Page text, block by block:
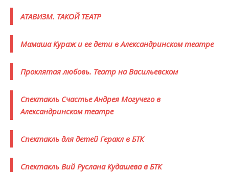
АТАВИЗМ. ТАКОЙ ТЕАТР
Мамаша Кураж и ее дети в Александринском театре
Проклятая любовь. Театр на Васильевском
Спектакль Счастье Андрея Могучего в
Александринском театре
Спектакль для детей Геракл в БТК
Спектакль Вий Руслана Кудашева в БТК